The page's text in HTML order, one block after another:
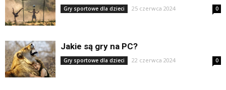
Gry sportowe dla dzieci 25 czerwca 2024 0
Jakie są gry na PC?
Gry sportowe dla dzieci 22 czerwca 2024 0